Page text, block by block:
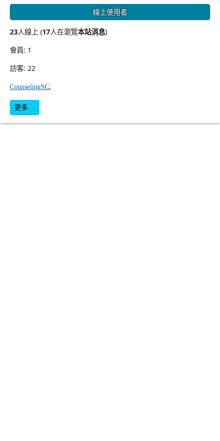
線上使用者
23人線上 (17人在瀏覽本站消息)
會員: 1
訪客: 22
CounselingSC,
更多…